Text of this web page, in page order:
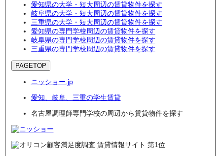
愛知県の大学・短大周辺の賃貸物件を探す
岐阜県の大学・短大周辺の賃貸物件を探す
三重県の大学・短大周辺の賃貸物件を探す
愛知県の専門学校周辺の賃貸物件を探す
岐阜県の専門学校周辺の賃貸物件を探す
三重県の専門学校周辺の賃貸物件を探す
PAGETOP
ニッショー.jp
愛知、岐阜、三重の学生賃貸
名古屋調理師専門学校の周辺から賃貸物件を探す